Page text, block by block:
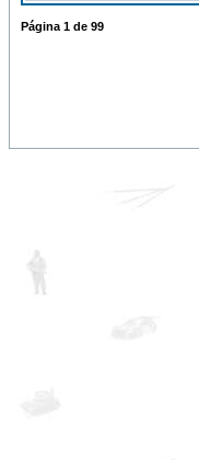
Página 1 de 99